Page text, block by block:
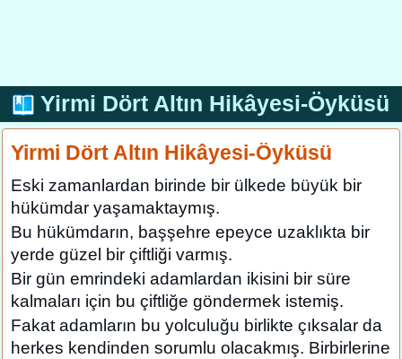
Yirmi Dört Altın Hikâyesi-Öyküsü
Yirmi Dört Altın Hikâyesi-Öyküsü
Eski zamanlardan birinde bir ülkede büyük bir
hükümdar yaşamaktaymış.
Bu hükümdarın, başşehre epeyce uzaklıkta bir
yerde güzel bir çiftliği varmış.
Bir gün emrindeki adamlardan ikisini bir süre
kalmaları için bu çiftliğe göndermek istemiş.
Fakat adamların bu yolculuğu birlikte çıksalar da
herkes kendinden sorumlu olacakmış. Birbirlerine